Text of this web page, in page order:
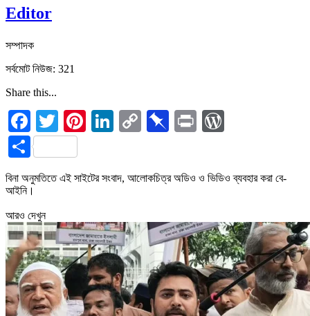
Editor
সম্পাদক
সর্বমোট নিউজ: 321
Share this...
Facebook
TwitterPinterest
LinkedIn
CopyPinboard
Print
Share
বিনা অনুমতিতে এই সাইটের সংবাদ, আলোকচিত্র অডিও ও ভিডিও ব্যবহার করা বে-
আইনি।
আরও দেখুন